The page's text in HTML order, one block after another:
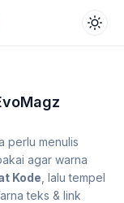
perlu menulis
agar warna
Kode , lalu tempel
teks & link